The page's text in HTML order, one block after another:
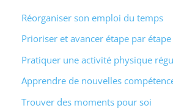
Réorganiser son emploi du temps
Prioriser et avancer étape par étape
Pratiquer une activité physique
Apprendre de nouvelles
Trouver des moments pour soi